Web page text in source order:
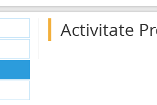
Activitate